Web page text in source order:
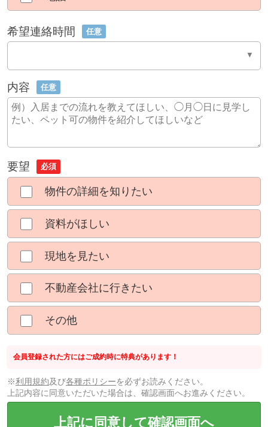
希望連絡時間 任意
内容 任意
要望 必須
物件の詳細を知りたい
資料がほしい
現地を見たい
不動産会社に行きたい
その他
会員登録された方にはご成約時に特典があります！
※利用規約及び各種ポリシーを必ずお読みください。
上記内容に同意いただいた場合は、確認画面へお進みください。
上記に同意して確認画面へ